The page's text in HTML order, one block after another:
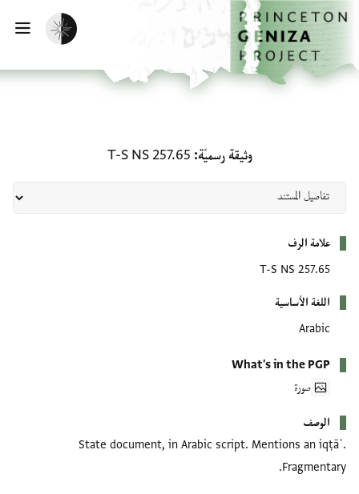
إلى المحتوى الرئيسي
الرئيسية
تفعيل الوضع المظلم
وثيقة رسميّة T-S NS 257.65
علامة الرف
T-S NS 257.65
اللغة الأساسية
Arabic
What's in the PGP
صورة
الوصف
State document, in Arabic script. Mentions an iqṭāʿ.
Fragmentary.